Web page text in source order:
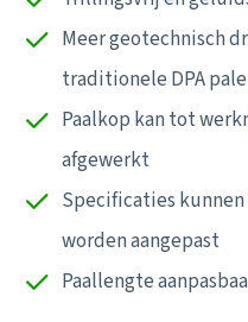
Ons
Meer geotechnisch
traditionele DPA
Paalkop kan tot
afgewerkt
Specificaties
worden aangepast
Paallengte